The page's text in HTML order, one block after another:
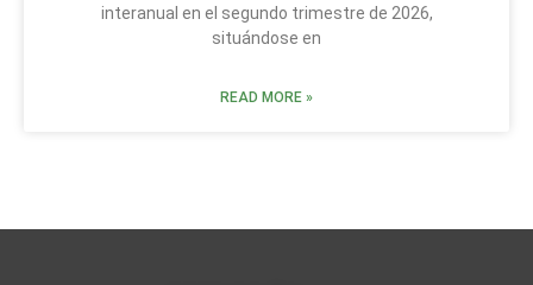
interanual en el segundo trimestre de 2026,
situándose en
READ MORE »